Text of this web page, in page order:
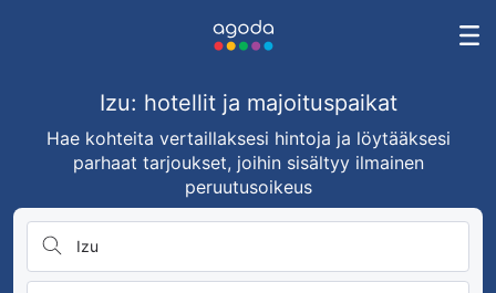
Izu: hotellit ja majoituspaikat
Hae kohteita vertaillaksesi hintoja ja löytääksesi
parhaat tarjoukset, joihin sisältyy ilmainen
peruutusoikeus
Izu